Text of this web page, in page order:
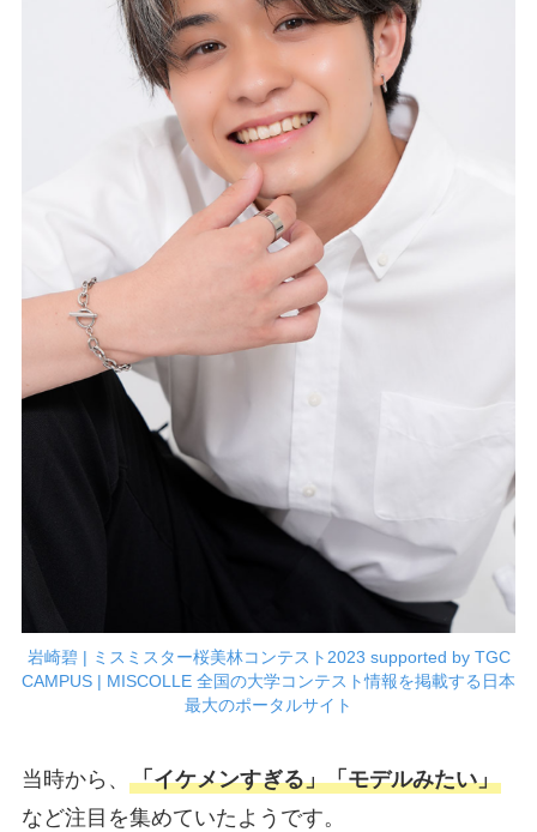
岩崎碧 | ミスミスター桜美林コンテスト2023 supported by TGC
CAMPUS | MISCOLLE 全国の大学コンテスト情報を掲載する日本
最大のポータルサイト
当時から、 「イケメンすぎる」「モデルみたい」
など注目を集めていたようです。